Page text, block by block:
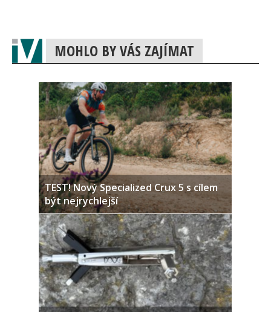
MOHLO BY VÁS ZAJÍMAT
TEST! Nový Specialized Crux 5 s cílem
být nejrychlejší